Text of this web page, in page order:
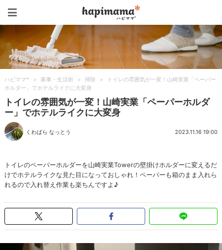
ハピママ* > 家事・生活術 > 掃除 >
トイレの雰囲気が一変！山崎実業「ペーパー
ホルダー」でホテルライクに大変身
トイレの雰囲気が一変！山崎実業「ペーパーホルダ
ー」でホテルライクに大変身
くわばら なっとう 2023.11.16 19:00
トイレのペーパーホルダーを山崎実業Towerの壁掛けホルダーに変えるだ
けでホテルライクな見た目になっておしゃれ！ペーパーも箱のまま入れら
れるので入れ替え作業も楽ちんですよ♪